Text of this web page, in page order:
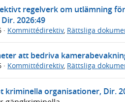
regelverk om utlämning
2026:49
· Kommittédirektiv, Rättsliga
att bedriva
· Kommittédirektiv, Rättsliga
kriminella organisationer, Dir.